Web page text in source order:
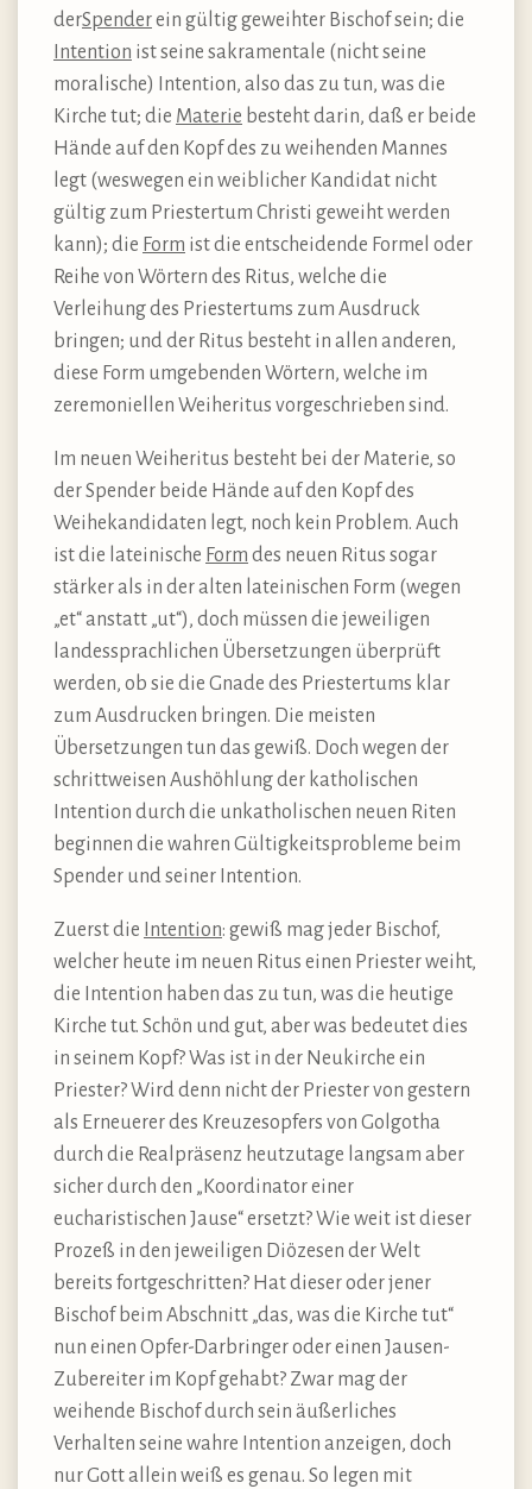
derSpenderein gültig geweihter Bischof sein; die
Intention ist seine sakramentale (nicht seine
moralische) Intention, also das zu tun, was die
Kirche tut; die Materie besteht darin, daß er beide
Hände auf den Kopf des zu weihenden Mannes
legt (weswegen ein weiblicher Kandidat nicht
gültig zum Priestertum Christi geweiht werden
kann); die Form ist die entscheidende Formel oder
Reihe von Wörtern des Ritus, welche die
Verleihung des Priestertums zum Ausdruck
bringen; und der Ritus besteht in allen anderen,
diese Form umgebenden Wörtern, welche im
zeremoniellen Weiheritus vorgeschrieben sind.
Im neuen Weiheritus besteht bei der Materie, so
der Spender beide Hände auf den Kopf des
Weihekandidaten legt, noch kein Problem. Auch
ist die lateinische Form des neuen Ritus sogar
stärker als in der alten lateinischen Form (wegen
„et“ anstatt „ut“), doch müssen die jeweiligen
landessprachlichen Übersetzungen überprüft
werden, ob sie die Gnade des Priestertums klar
zum Ausdrucken bringen. Die meisten
Übersetzungen tun das gewiß. Doch wegen der
schrittweisen Aushöhlung der katholischen
Intention durch die unkatholischen neuen Riten
beginnen die wahren Gültigkeitsprobleme beim
Spender und seiner Intention.
Zuerst die Intention: gewiß mag jeder Bischof,
welcher heute im neuen Ritus einen Priester weiht,
die Intention haben das zu tun, was die heutige
Kirche tut. Schön und gut, aber was bedeutet dies
in seinem Kopf? Was ist in der Neukirche ein
Priester? Wird denn nicht der Priester von gestern
als Erneuerer des Kreuzesopfers von Golgotha
durch die Realpräsenz heutzutage langsam aber
sicher durch den „Koordinator einer
eucharistischen Jause“ ersetzt? Wie weit ist dieser
Prozeß in den jeweiligen Diözesen der Welt
bereits fortgeschritten? Hat dieser oder jener
Bischof beim Abschnitt „das, was die Kirche tut“
nun einen Opfer-Darbringer oder einen Jausen-
Zubereiter im Kopf gehabt? Zwar mag der
weihende Bischof durch sein äußerliches
Verhalten seine wahre Intention anzeigen, doch
nur Gott allein weiß es genau. So legen mit